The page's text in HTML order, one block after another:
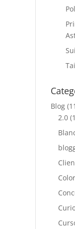
Blog
2.0
Color